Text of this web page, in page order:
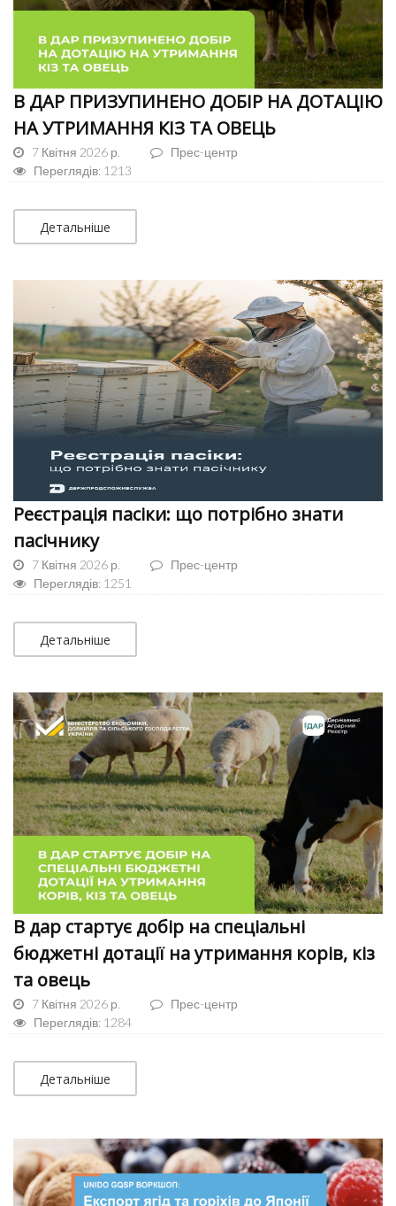
В ДАР ПРИЗУПИНЕНО ДОБІР НА ДОТАЦІЮ
НА УТРИМАННЯ КІЗ ТА ОВЕЦЬ
7 Квітня 2026 р.
Прес-центр
Переглядів: 1213
Детальніше
Реєстрація пасіки: що потрібно знати
пасічнику
7 Квітня 2026 р.
Прес-центр
Переглядів: 1251
Детальніше
В дар стартує добір на спеціальні
бюджетні дотації на утримання корів, кіз
та овець
7 Квітня 2026 р.
Прес-центр
Переглядів: 1284
Детальніше